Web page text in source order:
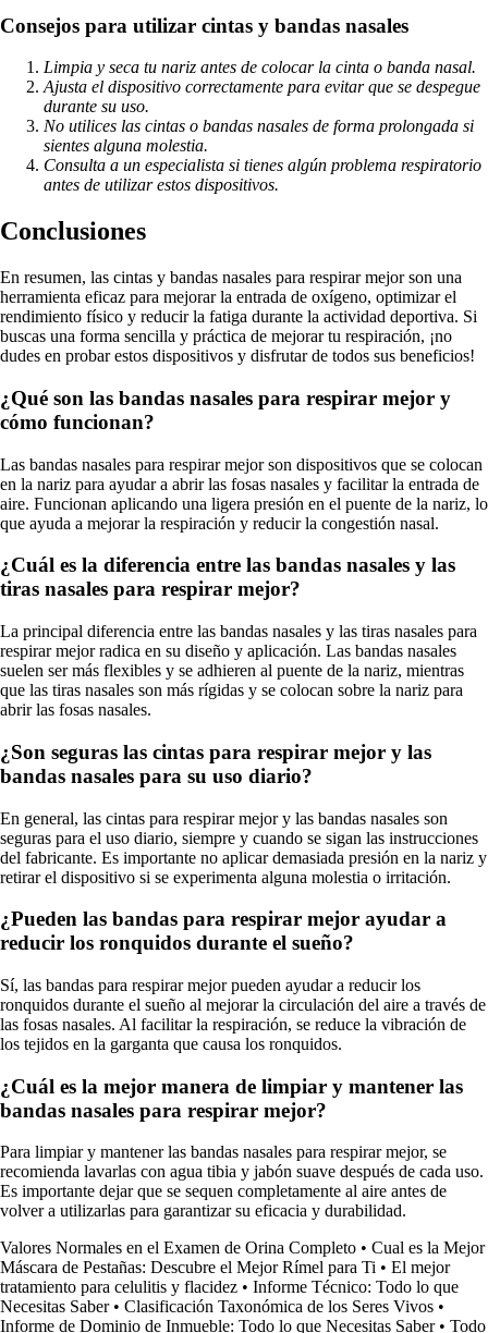
Consejos para utilizar cintas y bandas nasales
Limpia y seca tu nariz antes de colocar la cinta o banda nasal.
Ajusta el dispositivo correctamente para evitar que se despegue
durante su uso.
No utilices las cintas o bandas nasales de forma prolongada si
sientes alguna molestia.
Consulta a un especialista si tienes algún problema respiratorio
antes de utilizar estos dispositivos.
Conclusiones
En resumen, las cintas y bandas nasales para respirar mejor son una
herramienta eficaz para mejorar la entrada de oxígeno, optimizar el
rendimiento físico y reducir la fatiga durante la actividad deportiva. Si
buscas una forma sencilla y práctica de mejorar tu respiración, ¡no
dudes en probar estos dispositivos y disfrutar de todos sus beneficios!
¿Qué son las bandas nasales para respirar mejor y
cómo funcionan?
Las bandas nasales para respirar mejor son dispositivos que se colocan
en la nariz para ayudar a abrir las fosas nasales y facilitar la entrada de
aire. Funcionan aplicando una ligera presión en el puente de la nariz, lo
que ayuda a mejorar la respiración y reducir la congestión nasal.
¿Cuál es la diferencia entre las bandas nasales y las
tiras nasales para respirar mejor?
La principal diferencia entre las bandas nasales y las tiras nasales para
respirar mejor radica en su diseño y aplicación. Las bandas nasales
suelen ser más flexibles y se adhieren al puente de la nariz, mientras
que las tiras nasales son más rígidas y se colocan sobre la nariz para
abrir las fosas nasales.
¿Son seguras las cintas para respirar mejor y las
bandas nasales para su uso diario?
En general, las cintas para respirar mejor y las bandas nasales son
seguras para el uso diario, siempre y cuando se sigan las instrucciones
del fabricante. Es importante no aplicar demasiada presión en la nariz y
retirar el dispositivo si se experimenta alguna molestia o irritación.
¿Pueden las bandas para respirar mejor ayudar a
reducir los ronquidos durante el sueño?
Sí, las bandas para respirar mejor pueden ayudar a reducir los
ronquidos durante el sueño al mejorar la circulación del aire a través de
las fosas nasales. Al facilitar la respiración, se reduce la vibración de
los tejidos en la garganta que causa los ronquidos.
¿Cuál es la mejor manera de limpiar y mantener las
bandas nasales para respirar mejor?
Para limpiar y mantener las bandas nasales para respirar mejor, se
recomienda lavarlas con agua tibia y jabón suave después de cada uso.
Es importante dejar que se sequen completamente al aire antes de
volver a utilizarlas para garantizar su eficacia y durabilidad.
Valores Normales en el Examen de Orina Completo • Cual es la Mejor
Máscara de Pestañas: Descubre el Mejor Rímel para Ti • El mejor
tratamiento para celulitis y flacidez • Informe Técnico: Todo lo que
Necesitas Saber• Clasificación Taxonómica de los Seres Vivos •
Informe de Dominio de Inmueble: Todo lo que Necesitas Saber• Todo